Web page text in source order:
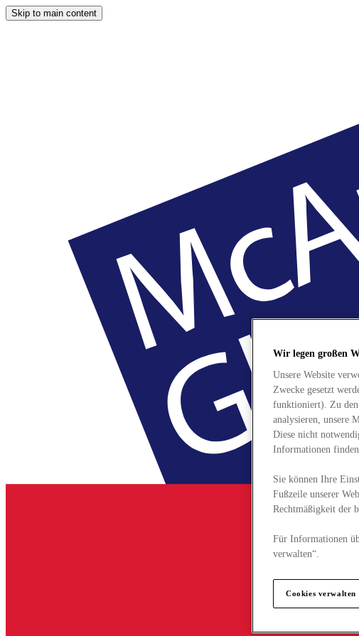
Skip to main content
Wir legen großen
Unsere Website
Zwecke gesetzt
funktioniert). Zu den
analysieren, unsere
Diese nicht
Informationen
Sie können Ihre
Fußzeile unserer
Rechtmäßigkeit der
Für Informationen
verwalten“.
Cookies verwalten